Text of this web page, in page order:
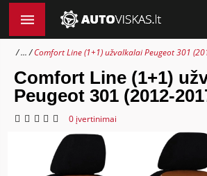
... Comfort Line (1+1) užvalkalai Peugeot 301
Comfort Line (1+1)
Peugeot 301 (2012-
0 įvertinimai